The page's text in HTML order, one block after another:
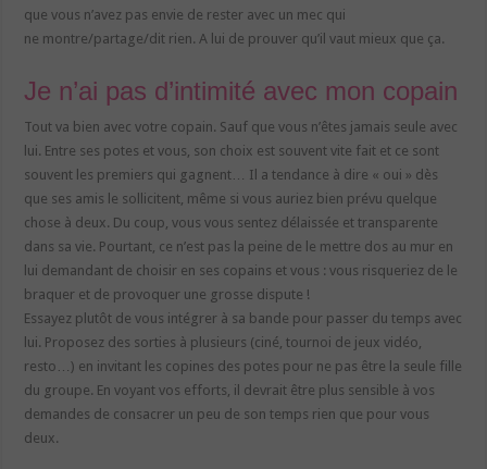
que vous n’avez pas envie de rester avec un mec qui
ne montre/partage/dit rien. A lui de prouver qu’il vaut mieux que ça.
Je n’ai pas d’intimité avec mon copain
Tout va bien avec votre copain. Sauf que vous n’êtes jamais seule avec
lui. Entre ses potes et vous, son choix est souvent vite fait et ce sont
souvent les premiers qui gagnent… Il a tendance à dire « oui » dès
que ses amis le sollicitent, même si vous auriez bien prévu quelque
chose à deux. Du coup, vous vous sentez délaissée et transparente
dans sa vie. Pourtant, ce n’est pas la peine de le mettre dos au mur en
lui demandant de choisir en ses copains et vous : vous risqueriez de le
braquer et de provoquer une grosse dispute !
Essayez plutôt de vous intégrer à sa bande pour passer du temps avec
lui. Proposez des sorties à plusieurs (ciné, tournoi de jeux vidéo,
resto…) en invitant les copines des potes pour ne pas être la seule fille
du groupe. En voyant vos efforts, il devrait être plus sensible à vos
demandes de consacrer un peu de son temps rien que pour vous
deux.